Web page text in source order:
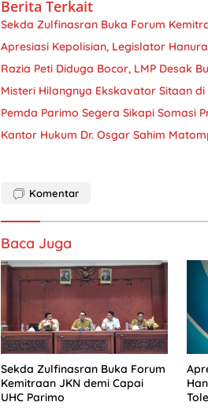
Berita Terkait
Sekda Zulfinasran Buka Forum
Apresiasi Kepolisian, Legislator
Razia Peti Diduga Bocor, LMP Desak
Misteri Hilangnya Ekskavator Sitaan di
Pemda Parimo Segera Sikapi Somasi
Kantor Hukum Dr. Osgar Sahim
Komentar
Baca Juga
Sekda Zulfinasran Buka Forum
Kemitraan JKN demi Capai
UHC Parimo